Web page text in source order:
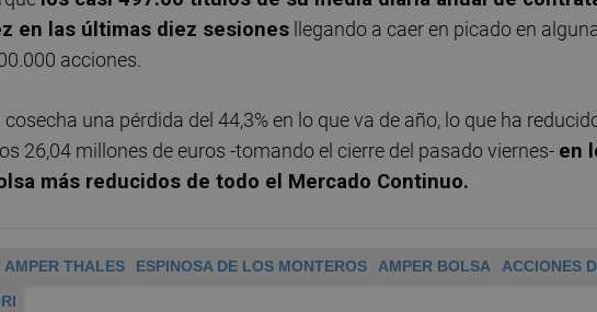
en las últimas diez sesiones llegando a caer en picado en
acciones.
una pérdida del 44,3% en lo que va de año, lo que ha
26,04 millones de euros -tomando el cierre del pasado viernes- en
más reducidos de todo el Mercado Continuo.
AMPER THALES ESPINOSA DE LOS MONTEROS AMPER BOLSA
ACCIONES